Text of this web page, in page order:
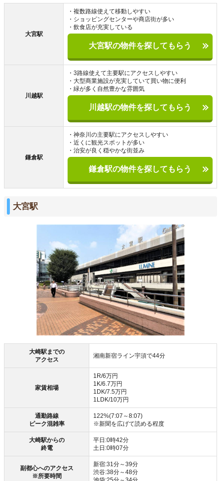
大宮駅
・複数路線使えて移動しやすい
・ショッピングセンターや商店街が多い
・飲食店が充実している
大宮駅の物件を探してもらう
川越駅
・3路線使えて主要駅にアクセスしやすい
・大型商業施設が充実していて買い物に便利
・緑が多く自然豊かな雰囲気
川越駅の物件を探してもらう
鎌倉駅
・神奈川の主要駅にアクセスしやすい
・近くに観光スポットが多い
・治安が良く穏やかな街並み
鎌倉駅の物件を探してもらう
大宮駅
大崎駅までの
アクセス
湘南新宿ライン宇須で44分
家賃相場
1R/6万円
1K/6.7万円
1DK/7.5万円
1LDK/10万円
通勤路線
ピーク混雑率
122%(7:07～8:07)
※新聞を広げて読める程度
大崎駅からの
終電
平日:0時42分
土日:0時07分
副都心へのアクセス
※所要時間
新宿:31分～39分
渋谷:38分～48分